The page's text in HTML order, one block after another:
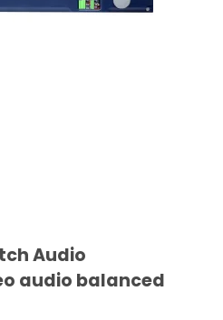
Audio
audio balanced